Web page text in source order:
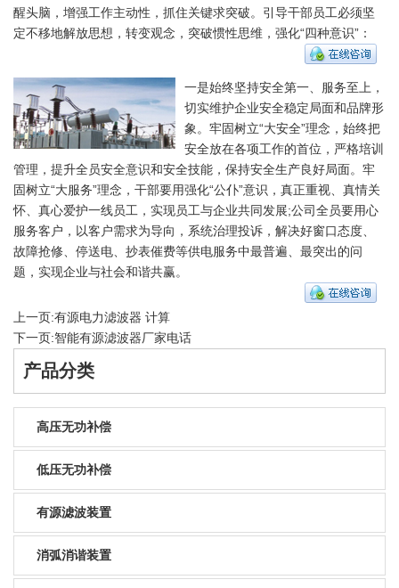
醒头脑，增强工作主动性，抓住关键求突破。引导干部员工必须坚
定不移地解放思想，转变观念，突破惯性思维，强化“四种意识”：
一是始终坚持安全第一、服务至上，
切实维护企业安全稳定局面和品牌形
象。牢固树立“大安全”理念，始终把
安全放在各项工作的首位，严格培训
管理，提升全员安全意识和安全技能，保持安全生产良好局面。牢
固树立“大服务”理念，干部要用强化“公仆”意识，真正重视、真情关
怀、真心爱护一线员工，实现员工与企业共同发展;公司全员要用心
服务客户，以客户需求为导向，系统治理投诉，解决好窗口态度、
故障抢修、停送电、抄表催费等供电服务中最普遍、最突出的问
题，实现企业与社会和谐共赢。
上一页:有源电力滤波器 计算
下一页:智能有源滤波器厂家电话
产品分类
高压无功补偿
低压无功补偿
有源滤波装置
消弧消谐装置